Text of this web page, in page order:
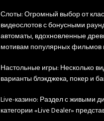
Слоты: Огромный выбор от
видеослотов с бонусными
автоматы, вдохновленные
мотивам популярных фильмов
Настольные игры: Несколько
варианты блэкджека, покер и
Live-казино: Раздел с живыми
категории «Live Dealer»